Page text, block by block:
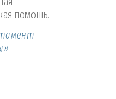
помощь.